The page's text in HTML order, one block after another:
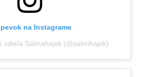
na Instagrame
zdieľa Salmahajek (@salmihajek)